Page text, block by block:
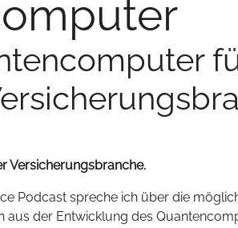
Versicherungsbranche.
Podcast spreche ich über die
aus der Entwicklung des